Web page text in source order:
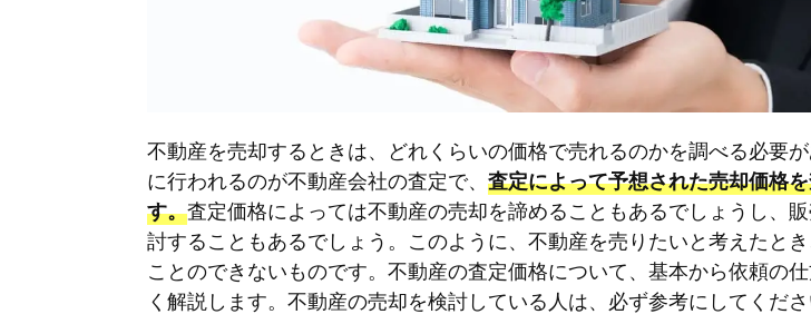
不動産を売却するときは、どれくらいの価格で売れるのかを調べる必要
に行われるのが不動産会社の査定で、 査定によって予想された売却価格
す。査定価格によっては不動産の売却を諦めることもあるでしょうし、
討することもあるでしょう。このように、不動産を売りたいと考えたと
ことのできないものです。不動産の査定価格について、基本から依頼の
く解説します。不動産の売却を検討している人は、必ず参考にしてくださ